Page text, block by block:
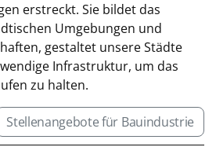
erstreckt. Sie bildet das
Umgebungen und
gestaltet unsere Städte
Infrastruktur, um das
zu halten.
Stellenangebote für Bauindustrie